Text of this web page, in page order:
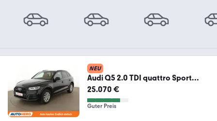
NEU
Audi Q5 2.0 TDI quattro Sport
Aut.*NAVI*LED*TEMPO*CAM
25.070 €
Guter Preis